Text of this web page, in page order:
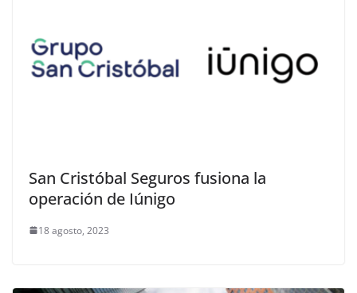
San Cristóbal Seguros fusiona la
operación de Iúnigo
18 agosto, 2023